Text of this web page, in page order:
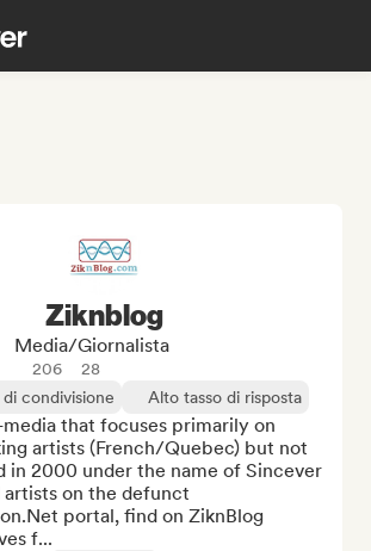
Ziknblog
Media/Giornalista
206
28
condivisione
Alto tasso di risposta
that focuses primarily on
artists (French/Quebec) but not
in 2000 under the name of Sincever
on the defunct
portal, find on ZiknBlog
f...